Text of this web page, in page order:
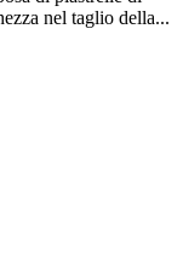
nel taglio della...